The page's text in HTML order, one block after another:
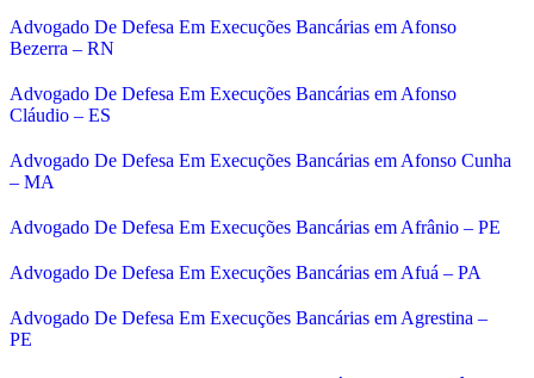
Advogado De Defesa Em Execuções Bancárias em Afonso
Bezerra – RN
Advogado De Defesa Em Execuções Bancárias em Afonso
Cláudio – ES
Advogado De Defesa Em Execuções Bancárias em Afonso Cunha
– MA
Advogado De Defesa Em Execuções Bancárias em Afrânio – PE
Advogado De Defesa Em Execuções Bancárias em Afuá – PA
Advogado De Defesa Em Execuções Bancárias em Agrestina –
PE